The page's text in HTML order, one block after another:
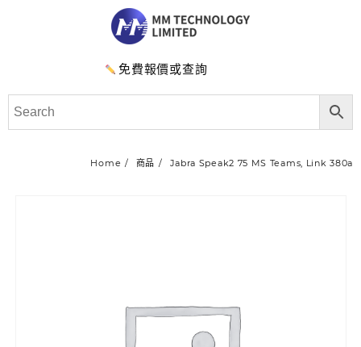
免費報價或查詢
Home 商品 Jabra Speak2 75 MS Teams, Link 380a